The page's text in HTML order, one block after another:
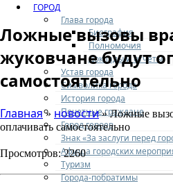
ГОРОД
Глава города
Биография
Полномочия
Доклады и отчеты
Устав города
Символика города
История города
Почетные граждане
Город героев
Знак «За заслуги перед
Афиша городских
Туризм
Города-побратимы
Ложные вызовы
жуковчане будут
самостоятельно
Главная» новости» Ложные
оплачивать самостоятельно
Просмотров: 2260